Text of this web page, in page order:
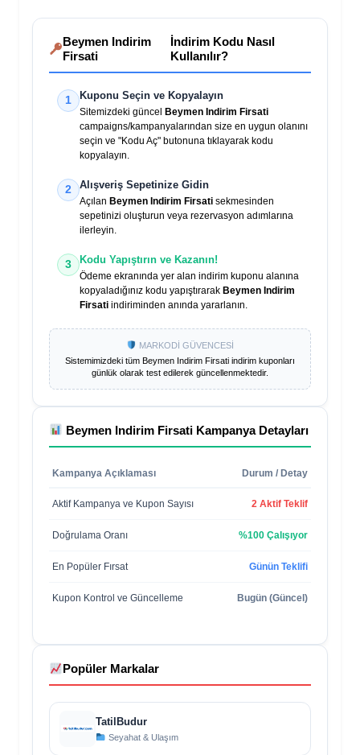
Beymen Indirim
Firsati
İndirim Kodu Nasıl
Kullanılır?
1 Kuponu Seçin ve Kopyalayın
Sitemizdeki güncel Beymen Indirim Firsati
campaigns/kampanyalarından size en uygun olanını
seçin ve "Kodu Aç" butonuna tıklayarak kodu
kopyalayın.
2 Alışveriş Sepetinize Gidin
Açılan Beymen Indirim Firsati sekmesinden
sepetinizi oluşturun veya rezervasyon adımlarına
ilerleyin.
3 Kodu Yapıştırın ve Kazanın!
Ödeme ekranında yer alan indirim kuponu alanına
kopyaladığınız kodu yapıştırarak Beymen Indirim
Firsati indiriminden anında yararlanın.
MARKODİ GÜVENCESİ
Sistemimizdeki tüm Beymen Indirim Firsati indirim kuponları
günlük olarak test edilerek güncellenmektedir.
Beymen Indirim Firsati Kampanya Detayları
Kampanya Açıklaması Durum / Detay
Aktif Kampanya ve Kupon Sayısı 2 Aktif Teklif
Doğrulama Oranı %100 Çalışıyor
En Popüler Fırsat Günün Teklifi
Kupon Kontrol ve Güncelleme Bugün (Güncel)
Popüler Markalar
TatilBudur
Seyahat & Ulaşım